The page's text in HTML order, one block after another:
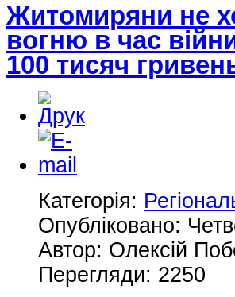
Житомиряни не
вогню в час
100 тисяч
Категорія:
Опубліковано:
Автор: Олексій
Перегляди: 2250